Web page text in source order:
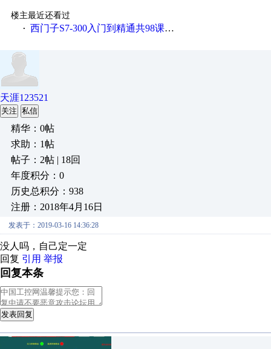
楼主最近还看过
· 西门子S7-300入门到精通共98课视频教程
天涯123521
关注 私信
精华：0帖
求助：1帖
帖子：2帖 | 18回
年度积分：0
历史总积分：938
注册：2018年4月16日
发表于：2019-03-16 14:36:28
没人吗，自己定一定
回复 引用 举报
回复本条
发表回复